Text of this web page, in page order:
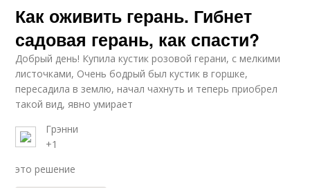
Как оживить герань. Гибнет
садовая герань, как спасти?
Добрый день! Купила кустик розовой герани, с мелкими
листочками, Очень бодрый был кустик в горшке,
пересадила в землю, начал чахнуть и теперь приобрел
такой вид, явно умирает
Грэнни
+1
это решение